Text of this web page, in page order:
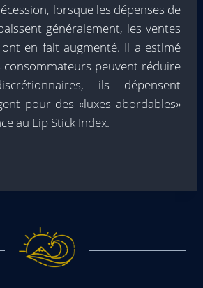
lorsque les dépenses de
généralement, les ventes
en fait augmenté. Il a estimé
consommateurs peuvent réduire
ils dépensent
pour des «luxes abordables»
au Lip Stick Index.